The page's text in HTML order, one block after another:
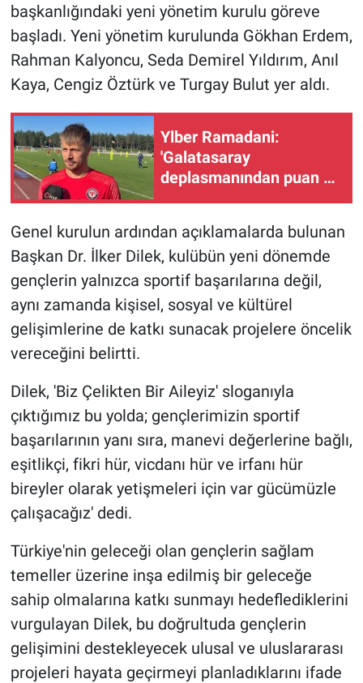
başkanlığındaki yeni yönetim kurulu göreve
başladı. Yeni yönetim kurulunda Gökhan Erdem,
Rahman Kalyoncu, Seda Demirel Yıldırım, Anıl
Kaya, Cengiz Öztürk ve Turgay Bulut yer aldı.
Ylber Ramadani:
'Galatasaray
deplasmanından puan ya
inanıyorum'
Genel kurulun ardından açıklamalarda bulunan
Başkan Dr. İlker Dilek, kulübün yeni dönemde
gençlerin yalnızca sportif başarılarına değil,
aynı zamanda kişisel, sosyal ve kültürel
gelişimlerine de katkı sunacak projelere öncelik
vereceğini belirtti.
Dilek, 'Biz Çelikten Bir Aileyiz' sloganıyla
çıktığımız bu yolda; gençlerimizin sportif
başarılarının yanı sıra, manevi değerlerine bağlı,
eşitlikçi, fikri hür, vicdanı hür ve irfanı hür
bireyler olarak yetişmeleri için var gücümüzle
çalışacağız' dedi.
Türkiye'nin geleceği olan gençlerin sağlam
temeller üzerine inşa edilmiş bir geleceğe
sahip olmalarına katkı sunmayı hedeflediklerini
vurgulayan Dilek, bu doğrultuda gençlerin
gelişimini destekleyecek ulusal ve uluslararası
projeleri hayata geçirmeyi planladıklarını ifade